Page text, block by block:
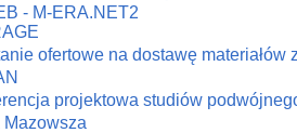
- M-ERA.NET2
ofertowe na dostawę materiałów
projektowa studiów